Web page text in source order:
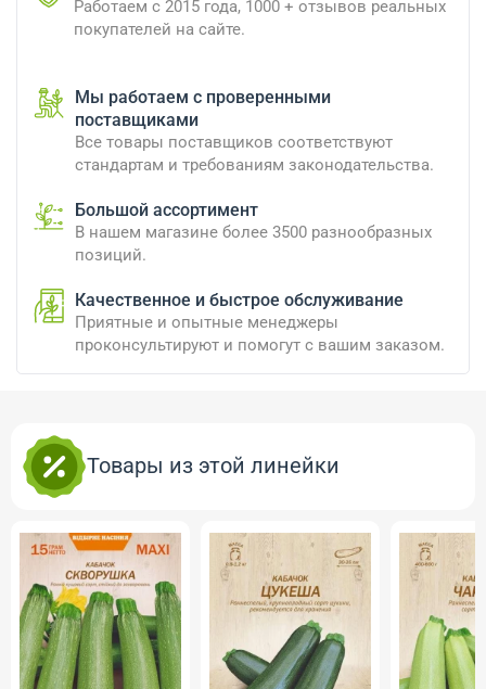
Работаем с 2015 года, 1000 + отзывов реальных
покупателей на сайте.
Мы работаем с проверенными
поставщиками
Все товары поставщиков соответствуют
стандартам и требованиям законодательства.
Большой ассортимент
В нашем магазине более 3500 разнообразных
позиций.
Качественное и быстрое обслуживание
Приятные и опытные менеджеры
проконсультируют и помогут с вашим заказом.
Товары из этой линейки